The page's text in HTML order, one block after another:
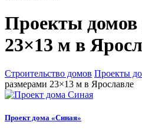
Проекты домов
23×13 м в
Строительство домов Проекты
размерами 23×13 м в Ярославле
Проект дома «Синая»